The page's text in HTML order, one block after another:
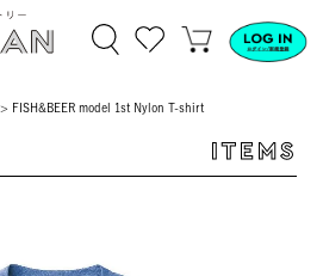
FISH&BEER model 1st Nylon T-shirt
ITEMS